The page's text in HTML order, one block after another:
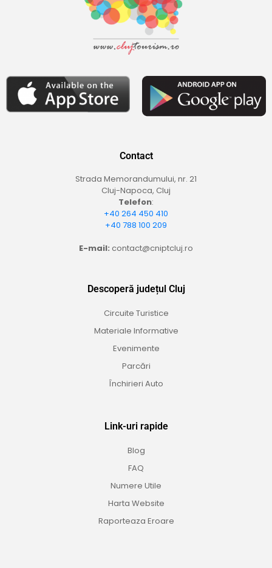
Contact
Strada Memorandumului, nr. 21
Cluj-Napoca, Cluj
Telefon:
+40 264 450 410
+40 788 100 209
E-mail: contact@cniptcluj.ro
Descoperă județul Cluj
Circuite Turistice
Materiale Informative
Evenimente
Parcări
Închirieri Auto
Link-uri rapide
Blog
FAQ
Numere Utile
Harta Website
Raporteaza Eroare